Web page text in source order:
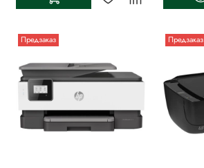
Предзаказ Предзаказ